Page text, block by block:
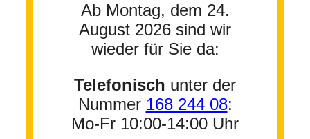
Ab Montag, dem 24.
August 2026 sind wir
wieder für Sie da:
Telefonisch unter der
Nummer 168 244 08:
Mo-Fr 10:00-14:00 Uhr